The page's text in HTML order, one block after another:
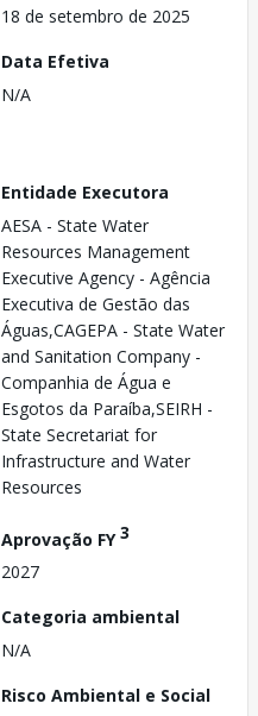
18 de setembro de 2025
Data Efetiva
N/A
Entidade Executora
AESA - State Water
Resources Management
Executive Agency - Agência
Executiva de Gestão das
Águas,CAGEPA - State Water
and Sanitation Company -
Companhia de Água e
Esgotos da Paraíba,SEIRH -
State Secretariat for
Infrastructure and Water
Resources
Aprovação FY3
2027
Categoria ambiental
N/A
Risco Ambiental e Social